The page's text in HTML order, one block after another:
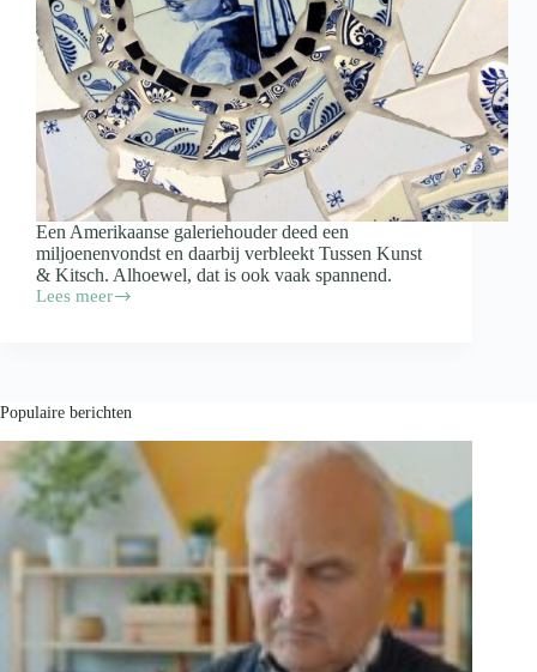
Een Amerikaanse galeriehouder deed een
miljoenenvondst en daarbij verbleekt Tussen Kunst
& Kitsch. Alhoewel, dat is ook vaak spannend.
Lees meer
Hoe
een
miljoenen
oplevert
Populaire berichten